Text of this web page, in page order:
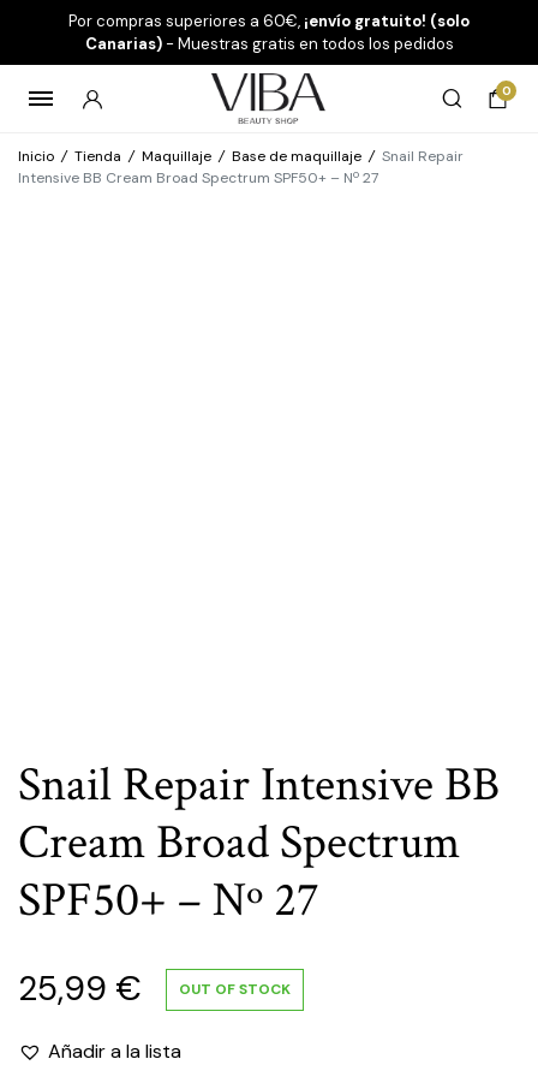
Por compras superiores a 60€, ¡envío gratuito! (solo
Canarias)- Muestras gratis en todos los pedidos
0
Inicio / Tienda / Maquillaje / Base de maquillaje / Snail Repair
Intensive BB Cream Broad Spectrum SPF50+ – Nº 27
Snail Repair Intensive BB
Cream Broad Spectrum
SPF50+ – Nº 27
25,99 € OUT OF STOCK
Añadir a la lista